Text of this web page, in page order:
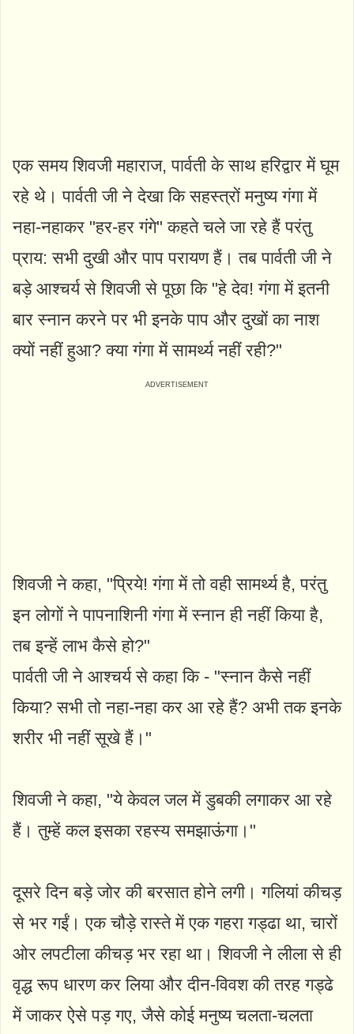
एक समय शिवजी महाराज, पार्वती के साथ हरिद्वार में घूम
रहे थे। पार्वती जी ने देखा कि सहस्त्रों मनुष्य गंगा में
नहा-नहाकर "हर-हर गंगे" कहते चले जा रहे हैं परंतु
प्राय: सभी दुखी और पाप परायण हैं। तब पार्वती जी ने
बड़े आश्चर्य से शिवजी से पूछा कि "हे देव! गंगा में इतनी
बार स्नान करने पर भी इनके पाप और दुखों का नाश
क्यों नहीं हुआ? क्या गंगा में सामर्थ्य नहीं रही?"
शिवजी ने कहा, "प्रिये! गंगा में तो वही सामर्थ्य है, परंतु
इन लोगों ने पापनाशिनी गंगा में स्नान ही नहीं किया है,
तब इन्हें लाभ कैसे हो?"
पार्वती जी ने आश्चर्य से कहा कि - "स्नान कैसे नहीं
किया? सभी तो नहा-नहा कर आ रहे हैं? अभी तक इनके
शरीर भी नहीं सूखे हैं।"
शिवजी ने कहा, "ये केवल जल में डुबकी लगाकर आ रहे
हैं। तुम्हें कल इसका रहस्य समझाऊंगा।"
दूसरे दिन बड़े जोर की बरसात होने लगी। गलियां कीचड़
से भर गईं। एक चौड़े रास्ते में एक गहरा गड्ढा था, चारों
ओर लपटीला कीचड़ भर रहा था। शिवजी ने लीला से ही
वृद्ध रूप धारण कर लिया और दीन-विवश की तरह गड्ढे
में जाकर ऐसे पड़ गए, जैसे कोई मनुष्य चलता-चलता